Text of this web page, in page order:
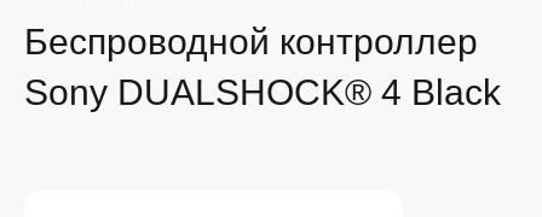
Беспроводной контроллер
Sony DUALSHOCK® 4 Black